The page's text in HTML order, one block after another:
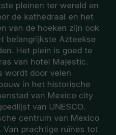
pleinen ter wereld en
de kathedraal en het
van de hoeken zijn ook
belangrijkste Azteekse
Het plein is goed te
van hotel Majestic.
wordt door velen
in het historische
van Mexico city
van UNESCO.
centrum van Mexico
Van prachtige ruïnes tot